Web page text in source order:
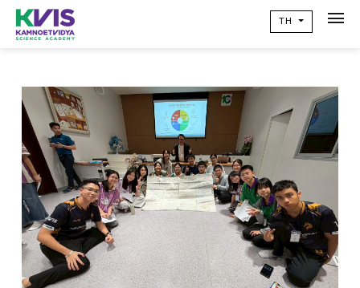
TH
เกี่ยวกับเรา
วิจัยผลสัมฤทธิ์ทางการเรียน
ข่าวสาร
เเคมปัสไลฟ์
คอมมูนิตี้
ติดต่อเรา